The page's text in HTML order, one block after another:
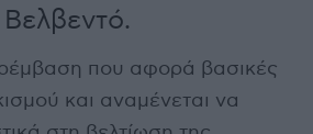
που αφορά βασικές
και αναμένεται να